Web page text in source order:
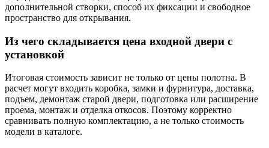
дополнительной створки, способ их фиксации и свободное
пространство для открывания.
Из чего складывается цена входной двери с
установкой
Итоговая стоимость зависит не только от цены полотна. В
расчет могут входить коробка, замки и фурнитура, доставка,
подъем, демонтаж старой двери, подготовка или расширение
проема, монтаж и отделка откосов. Поэтому корректно
сравнивать полную комплектацию, а не только стоимость
модели в каталоге.